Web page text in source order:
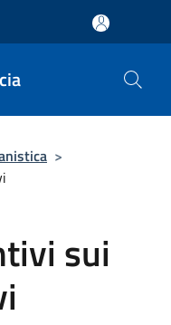
>
sui